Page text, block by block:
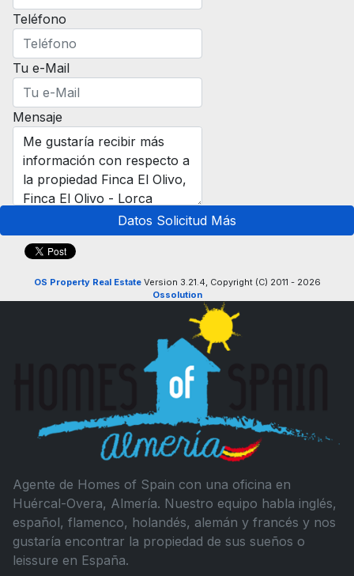
Teléfono
Tu e-Mail
Mensaje
Datos Solicitud Más
OS Property Real EstateVersion 3.21.4, Copyright (C) 2011 - 2026
Ossolution
Agente de Homes of Spain con una oficina en
Huércal-Overa, Almería. Nuestro equipo habla inglés,
español, flamenco, holandés, alemán y francés y nos
gustaría encontrar la propiedad de sus sueños o
leissure en España.